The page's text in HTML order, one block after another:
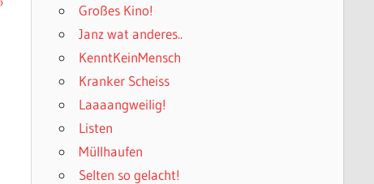
Großes Kino!
Janz wat anderes..
KenntKeinMensch
Kranker Scheiss
Laaaangweilig!
Listen
Müllhaufen
Selten so gelacht!